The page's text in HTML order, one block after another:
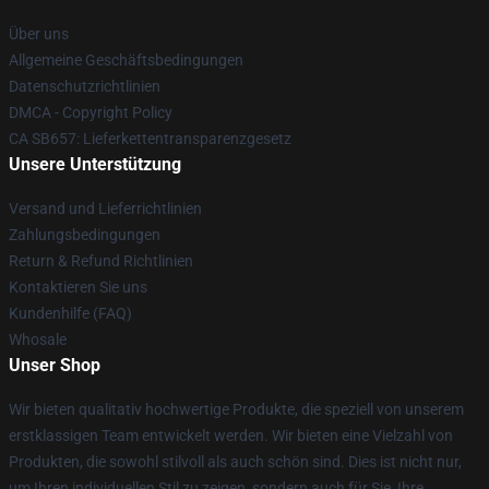
Über uns
Allgemeine Geschäftsbedingungen
Datenschutzrichtlinien
DMCA - Copyright Policy
CA SB657: Lieferkettentransparenzgesetz
Unsere Unterstützung
Versand und Lieferrichtlinien
Zahlungsbedingungen
Return & Refund Richtlinien
Kontaktieren Sie uns
Kundenhilfe (FAQ)
Whosale
Unser Shop
Wir bieten qualitativ hochwertige Produkte, die speziell von unserem
erstklassigen Team entwickelt werden. Wir bieten eine Vielzahl von
Produkten, die sowohl stilvoll als auch schön sind. Dies ist nicht nur,